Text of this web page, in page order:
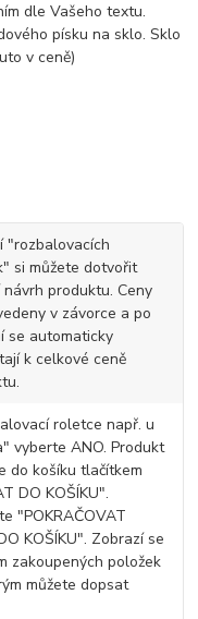
dle Vašeho textu.
písku na sklo. Sklo
v ceně)
"rozbalovacích
si můžete dotvořit
produktu. Ceny
v závorce a po
se automaticky
k celkové ceně
roletce např. u
vyberte ANO. Produkt
do košíku tlačítkem
DO KOŠÍKU".
"POKRAČOVAT
KOŠÍKU". Zobrazí se
zakoupených položek
můžete dopsat